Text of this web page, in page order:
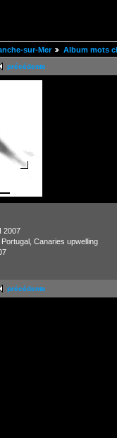
sur-Mer Album mots
précédente
2007
Canaries upwelling
précédente